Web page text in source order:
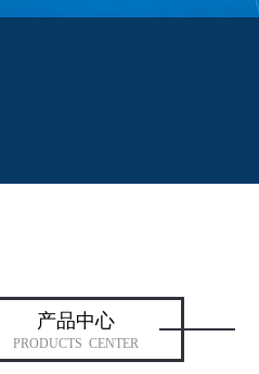
产品中心
PRODUCTS CENTER